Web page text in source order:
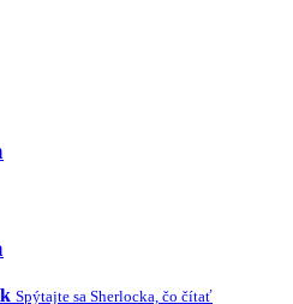
Spýtajte sa Sherlocka, čo čítať